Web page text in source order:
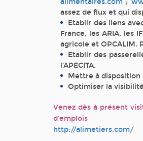
alimentaires.com;
assez de flux et qui
Etablir des liens
France, les ARIA, les
agricole et OPCALIM.
Etablir des
l’APECITA.
Mettre à disposition
Optimiser la
Venez dès à présent
d’emplois
http://alimetiers.com/